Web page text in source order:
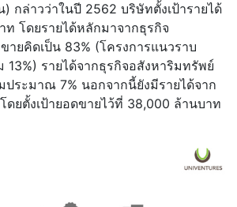
กล่าวว่าในปี 2562 บริษัทตั้งเป้ารายได้
โดยรายได้หลักมาจากธุรกิจ
ายคิดเป็น 83% (โครงการแนวราบ
13%) รายได้จากธุรกิจอสังหาริมทรัพย์
ประมาณ 7% นอกจากนี้ยังมีรายได้จาก
ดยตั้งเป้ายอดขายไว้ที่ 38,000 ล้านบาท